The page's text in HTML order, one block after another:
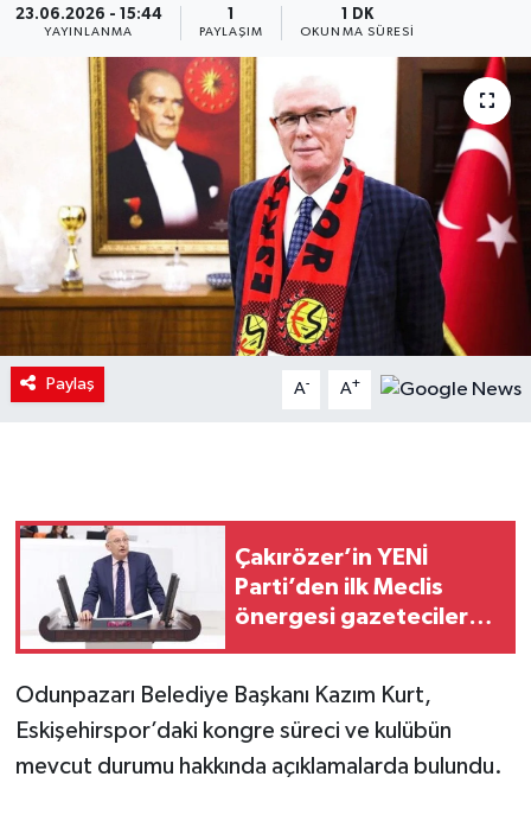
23.06.2026 - 15:44
YAYINLANMA PAYLAŞIM
1 DK
OKUNMA SÜRESI
Paylaş A- A+
Çakırözer’in YENİ
Parti’den ilk Meclis
önergesi gazeteciler
Odunpazarı Belediye Başkanı Kazım Kurt,
Eskişehirspor’daki kongre süreci ve kulübün
mevcut durumu hakkında açıklamalarda bulundu.